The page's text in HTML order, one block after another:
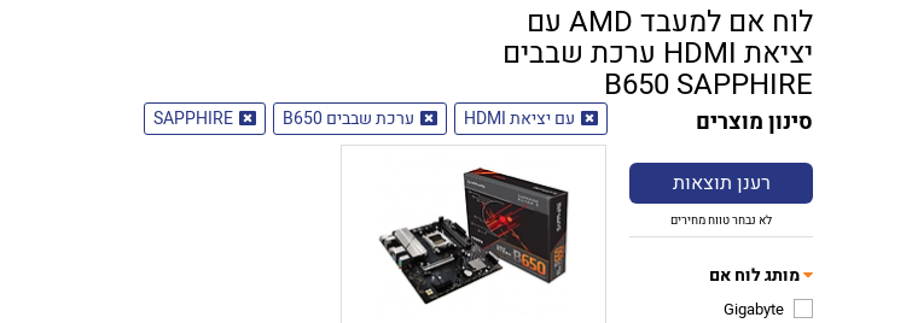
לוח אם למעבד AMD עם
יציאת HDMI ערכת שבבים
B650 SAPPHIRE
סינון מוצרים
רענן תוצאות
לא נבחר טווח מחירים
מותג לוח אם
Gigabyte
עם יציאת HDMI ערכת שבבים B650 SAPPHIRE